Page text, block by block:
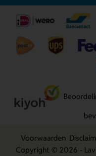
Voorwaarden
Copyright © 2026 -